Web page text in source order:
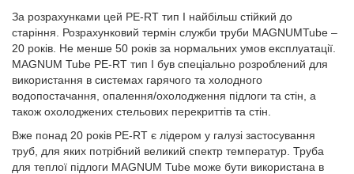
За розрахунками цей PE-RT тип I найбільш стійкий до
старіння. Розрахунковий термін служби труби MAGNUMTube –
20 років. Не менше 50 років за нормальних умов експлуатації.
MAGNUM Tube PE-RT тип I був спеціально розроблений для
використання в системах гарячого та холодного
водопостачання, опалення/охолодження підлоги та стін, а
також охолоджених стельових перекриттів та стін.
Вже понад 20 років PE-RT є лідером у галузі застосування
труб, для яких потрібний великий спектр температур. Труба
для теплої підлоги MAGNUM Tube може бути використана в